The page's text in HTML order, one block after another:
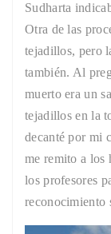
Sudharta
Otra de las
tejadillos, pero
también. Al
muerto era un
tejadillos en la
decanté por mi
me remito a los
los profesores
reconocimiento